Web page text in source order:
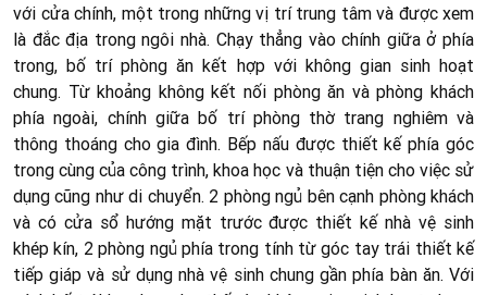
với cửa chính, một trong những vị trí trung tâm và được xem
là đắc địa trong ngôi nhà. Chạy thẳng vào chính giữa ở phía
trong, bố trí phòng ăn kết hợp với không gian sinh hoạt
chung. Từ khoảng không kết nối phòng ăn và phòng khách
phía ngoài, chính giữa bố trí phòng thờ trang nghiêm và
thông thoáng cho gia đình. Bếp nấu được thiết kế phía góc
trong cùng của công trình, khoa học và thuận tiện cho việc sử
dụng cũng như di chuyển. 2 phòng ngủ bên cạnh phòng khách
và có cửa sổ hướng mặt trước được thiết kế nhà vệ sinh
khép kín, 2 phòng ngủ phía trong tính từ góc tay trái thiết kế
tiếp giáp và sử dụng nhà vệ sinh chung gần phía bàn ăn. Với